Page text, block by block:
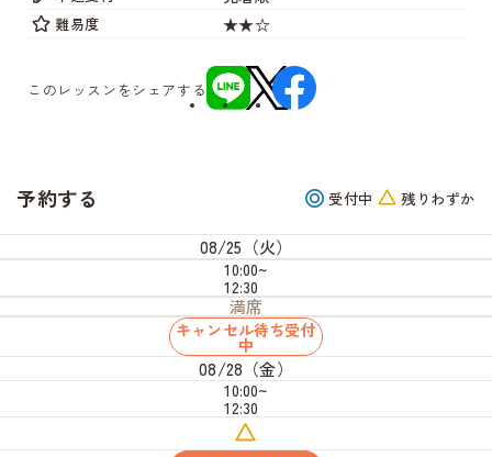
難易度 ★★☆
このレッスンをシェアする
予約する 受付中 残りわずか
08/25（火）
10:00~
12:30
満席
キャンセル待ち受付
中
08/28（金）
10:00~
12:30
残
り